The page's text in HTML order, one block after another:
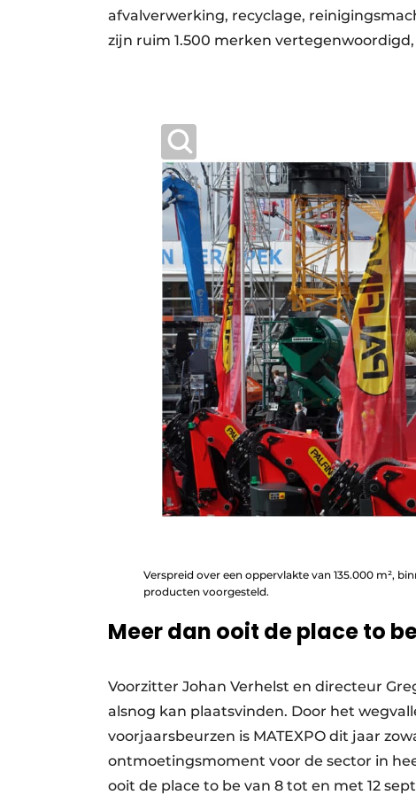
afvalverwerking, recyclage,
zijn ruim 1.500 merken
Verspreid over een oppervlakte van 135.000 m²,
producten voorgesteld.
Meer dan ooit de place to
Voorzitter Johan Verhelst en directeur
alsnog kan plaatsvinden. Door het
voorjaarsbeurzen is MATEXPO dit jaar
ontmoetingsmoment voor de sector in
ooit de place to be van 8 tot en met 12